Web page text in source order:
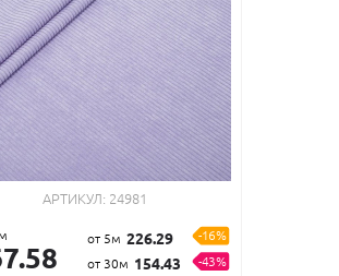
АРТИКУЛ: 24981
от 5м 226.29
-16%
от 30м 154.43 -43%